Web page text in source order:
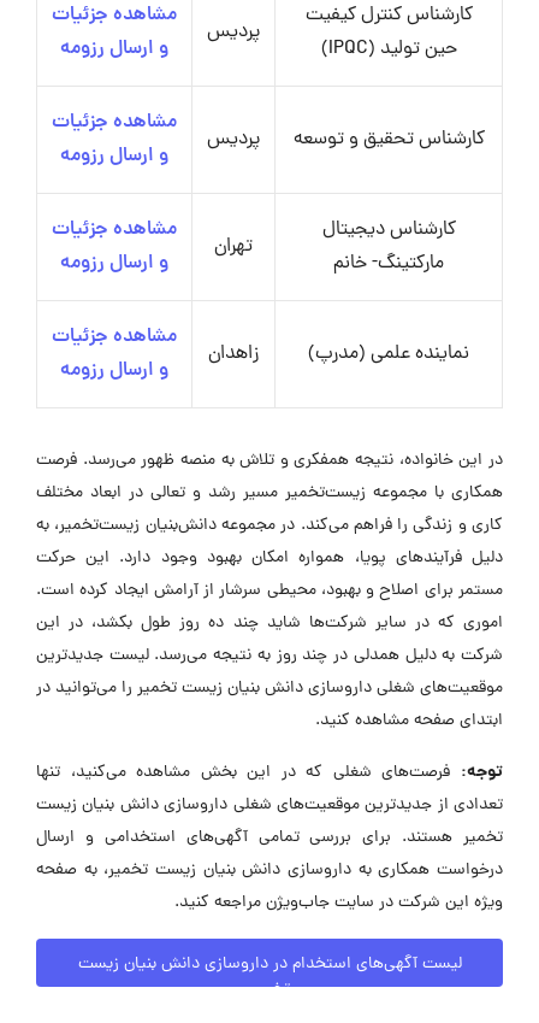
کارشناس کنترل کیفیت
حین تولید (IPQC)
پردیس
مشاهده جزئیات
و ارسال رزومه
کارشناس تحقیق و توسعه پردیس
مشاهده جزئیات
و ارسال رزومه
کارشناس دیجیتال
مارکتینگ- خانم
تهران
مشاهده جزئیات
و ارسال رزومه
نماینده علمی (مدرپ) زاهدان
مشاهده جزئیات
و ارسال رزومه
در این خانواده، نتیجه همفکری و تلاش به منصه ظهور می‌رسد. فرصت
همکاری با مجموعه زیست‌تخمیر مسیر رشد و تعالی در ابعاد مختلف
کاری و زندگی را فراهم می‌کند. در مجموعه دانش‌بنیان زیست‌تخمیر، به
دلیل فرآیندهای پویا، همواره امکان بهبود وجود دارد. این حرکت
مستمر برای اصلاح و بهبود، محیطی سرشار از آرامش ایجاد کرده است.
اموری که در سایر شرکت‌ها شاید چند ده روز طول بکشد، در این
شرکت به دلیل همدلی در چند روز به نتیجه می‌رسد. لیست جدیدترین
موقعیت‌های شغلی داروسازی دانش بنیان زیست تخمیر را می‌توانید در
ابتدای صفحه مشاهده کنید.
توجه: فرصت‌های شغلی که در این بخش مشاهده می‌کنید، تنها
تعدادی از جدیدترین موقعیت‌های شغلی داروسازی دانش بنیان زیست
تخمیر هستند. برای بررسی تمامی آگهی‌های استخدامی و ارسال
درخواست همکاری به داروسازی دانش بنیان زیست تخمیر، به صفحه
ویژه این شرکت در سایت جاب‌ویژن مراجعه کنید.
لیست آگهی‌های استخدام در داروسازی دانش بنیان زیست
تخمیر